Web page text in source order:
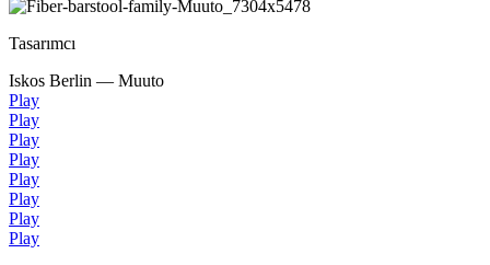
Tasarımcı
Iskos Berlin — Muuto
Play
Play
Play
Play
Play
Play
Play
Play